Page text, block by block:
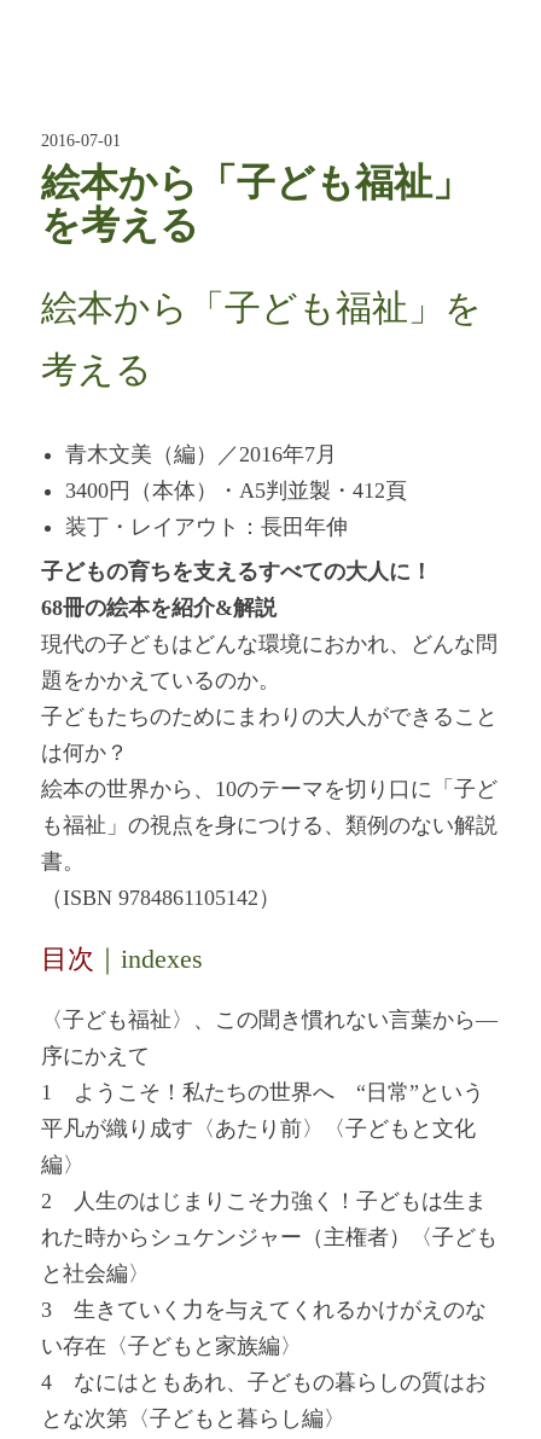
2016-07-01
絵本から「子ども福祉」
を考える
絵本から「子ども福祉」を
考える
青木文美（編）／2016年7月
3400円（本体）・A5判並製・412頁
装丁・レイアウト：長田年伸
子どもの育ちを支えるすべての大人に！
68冊の絵本を紹介&解説
現代の子どもはどんな環境におかれ、どんな問
題をかかえているのか。
子どもたちのためにまわりの大人ができること
は何か？
絵本の世界から、10のテーマを切り口に「子ど
も福祉」の視点を身につける、類例のない解説
書。
（ISBN 9784861105142）
目次 ｜indexes
〈子ども福祉〉、この聞き慣れない言葉から―
序にかえて
1 ようこそ！私たちの世界へ “日常”という
平凡が織り成す〈あたり前〉〈子どもと文化
編〉
2 人生のはじまりこそ力強く！子どもは生ま
れた時からシュケンジャー（主権者）〈子ども
と社会編〉
3 生きていく力を与えてくれるかけがえのな
い存在〈子どもと家族編〉
4 なにはともあれ、子どもの暮らしの質はお
とな次第〈子どもと暮らし編〉